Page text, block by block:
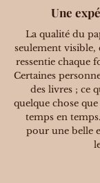
Une
La qualité du
seulement visible,
ressentie chaque
Certaines
des livres ; ce
quelque chose
temps en
pour une belle